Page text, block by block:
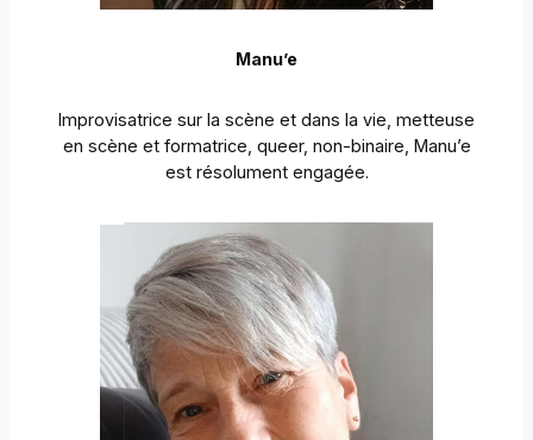
Manu’e
Improvisatrice sur la scène et dans la vie, metteuse
en scène et formatrice, queer, non-binaire, Manu’e
est résolument engagée.